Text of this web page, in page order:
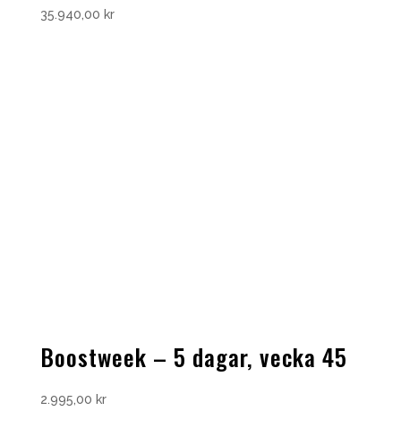
35.940,00 kr
Boostweek – 5 dagar, vecka 45
2.995,00 kr